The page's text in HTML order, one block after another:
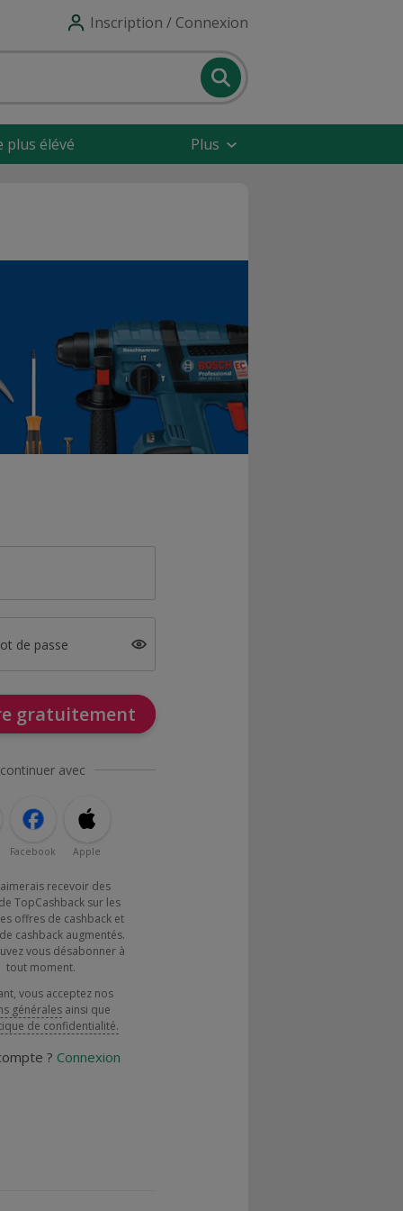
Inscription / Connexion
plus élévé Plus
de passe
gratuitement
avec
Facebook Apple
recevoir des
TopCashback sur les
offres de cashback et
cashback augmentés.
vous désabonner à
tout moment.
vous acceptez nos
générales ainsi que
de confidentialité.
? Connexion